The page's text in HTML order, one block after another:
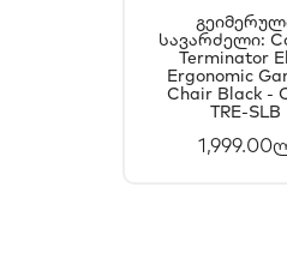
Სავარძელი:
Terminator
Ergonomic
Chair Black -
TRE-SLB